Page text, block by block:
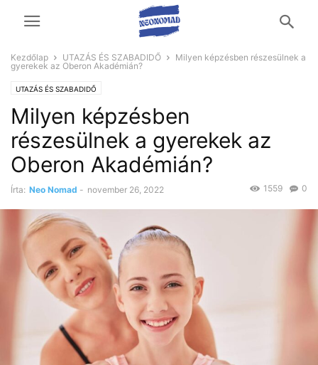
Kezdőlap UTAZÁS ÉS SZABADIDŐ
Milyen képzésben részesülnek a
gyerekek az Oberon Akadémián?
UTAZÁS ÉS SZABADIDŐ
Milyen képzésben
részesülnek a gyerekek az
Oberon Akadémián?
Írta: Neo Nomad - november 26, 2022 0
1559